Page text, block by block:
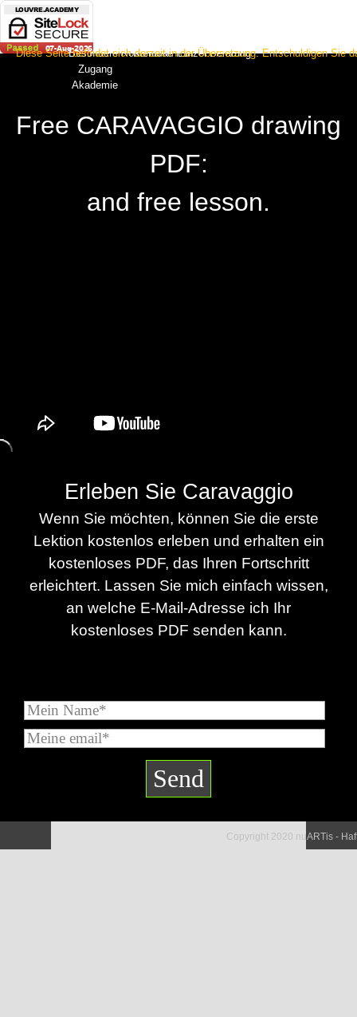
Besonderer
Zugang
Akademie
Kostenlose PDFEinzel Beratung
Kontakt
Diese Seite befindet sich derzeit in der Übersetzung. Entschuldigen Sie
Free CARAVAGGIO drawing
PDF:
and free lesson.
Erleben Sie Caravaggio
Wenn Sie möchten, können Sie die erste
Lektion kostenlos erleben und erhalten ein
kostenloses PDF, das Ihren Fortschritt
erleichtert. Lassen Sie mich einfach wissen,
an welche E-Mail-Adresse ich Ihr
kostenloses PDF senden kann.
Copyright 2020 nuARTis -